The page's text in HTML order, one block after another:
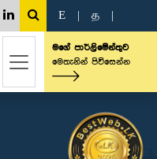
E த
මගේ පාර්ලිමේන්තුව
මෙතැනින් පිවිසෙන්න